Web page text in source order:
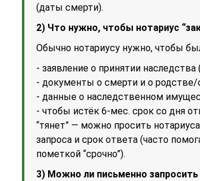
(даты смерти).
2) Что нужно, чтобы нотариус
Обычно нотариусу нужно, чтобы
- заявление о принятии наследства
- документы о смерти и о родстве/
- данные о наследственном
- чтобы истёк 6-мес. срок со дня
“тянет” — можно просить
запроса и срок ответа (часто
пометкой “срочно”).
3) Можно ли письменно